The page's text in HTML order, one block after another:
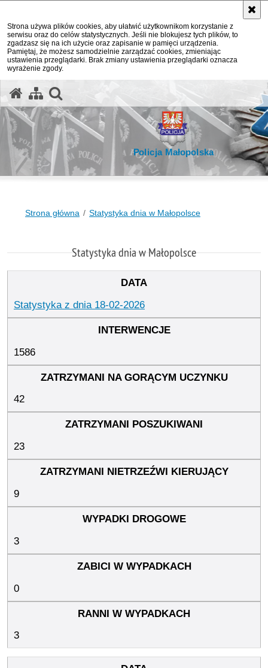
Strona używa plików cookies, aby ułatwić użytkownikom korzystanie z
serwisu oraz do celów statystycznych. Jeśli nie blokujesz tych plików, to
zgadzasz się na ich użycie oraz zapisanie w pamięci urządzenia.
Pamiętaj, że możesz samodzielnie zarządzać cookies, zmieniając
ustawienia przeglądarki. Brak zmiany ustawienia przeglądarki oznacza
wyrażenie zgody.
Policja Małopolska
Strona główna Statystyka dnia w Małopolsce
Statystyka dnia w Małopolsce
Statystyka z dnia 18-02-2026
1586
42
23
9
3
0
3